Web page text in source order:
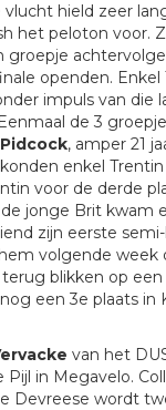
vlucht hield zeer
het peloton voor.
groepje
openden.
impuls van die
de 3
Pidcock, amper 21
enkel
voor de derde
jonge Brit kwam
zijn eerste semi-
volgende week
blikken op
een 3e plaats in
van het
Pijl in Megavelo.
Devreese wordt